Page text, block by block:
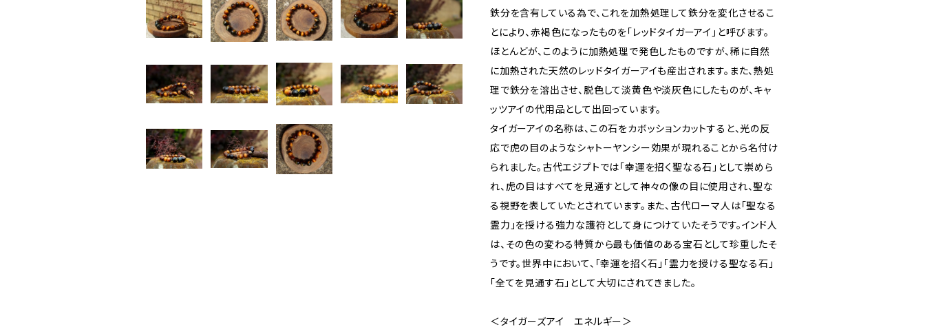
鉄分を含有している為で、これを加熱処理して鉄分を変化させるこ
とにより、赤褐色になったものを「レッドタイガーアイ」と呼びます。
ほとんどが、このように加熱処理で発色したものですが、稀に自然
に加熱された天然のレッドタイガーアイも産出されます。また、熱処
理で鉄分を溶出させ、脱色して淡黄色や淡灰色にしたものが、キャ
ッツアイの代用品として出回っています。
タイガーアイの名称は、この石をカボッションカットすると、光の反
応で虎の目のようなシャトーヤンシー効果が現れることから名付け
られました。古代エジプトでは「幸運を招く聖なる石」として崇めら
れ、虎の目はすべてを見通すとして神々の像の目に使用され、聖な
る視野を表していたとされています。また、古代ローマ人は「聖なる
霊力」を授ける強力な護符として身につけていたそうです。インド人
は、その色の変わる特質から最も価値のある宝石として珍重したそ
うです。世界中において、「幸運を招く石」「霊力を授ける聖なる石」
「全てを見通す石」として大切にされてきました。
＜タイガーズアイ エネルギー＞